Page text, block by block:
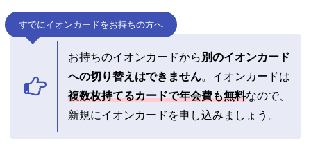
すでにイオンカードをお持ちの方へ
お持ちのイオンカードから別のイオンカード
への切り替えはできません。イオンカードは
複数枚持てるカードで年会費も無料なので、
新規にイオンカードを申し込みましょう。